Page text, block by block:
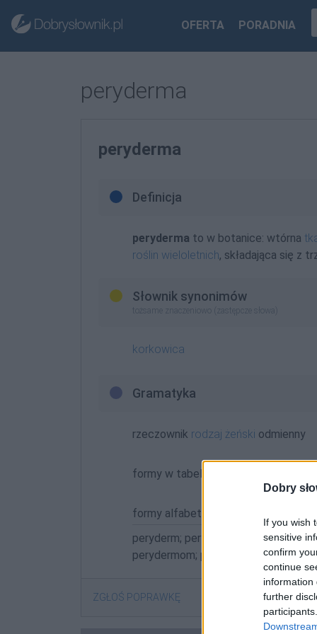
Dobry
If you wish
sensitive
confirm
continue
information
further
OFERTA PORADNIA
peryderma
peryderma
Definicja
peryderma to w botanice: wtórna
roślin wieloletnich, składająca się z
Słownik synonimów
tożsame znaczeniowo (zastępcze słowa)
korkowica
Gramatyka
rzeczownik rodzaj żeński odmienny
formy w tabelce:
formy alfabetycznie:
peryderm; peryderma; perydermą;
perydermom; perydermy
ZGŁOŚ POPRAWKĘ